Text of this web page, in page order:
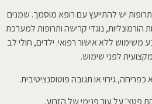
יש להתייעץ עם רופא מוסמך. שמנים
הורמונליות, נוגדי קרישה ותרופות למערכת
משימוש ללא אישור רפואי. ילדים, חולי לב
לפני שימוש.
גירוי או תגובה פוטוסנציטיבית.
פטצ' על עור פנימי של הזרוע.